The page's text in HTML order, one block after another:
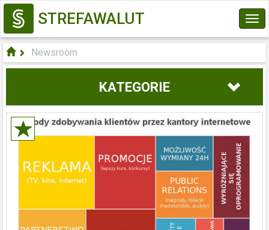
STREFAWALUT
Newsroom
KATEGORIE